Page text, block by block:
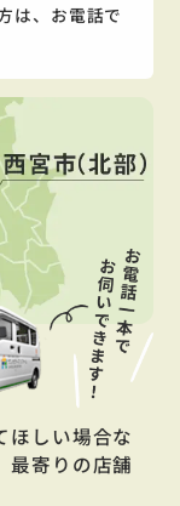
は、お電話で
ほしい場合な
最寄りの店舗